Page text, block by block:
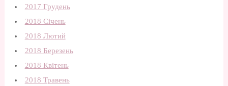
2017 Грудень
2018 Січень
2018 Лютий
2018 Березень
2018 Квітень
2018 Травень